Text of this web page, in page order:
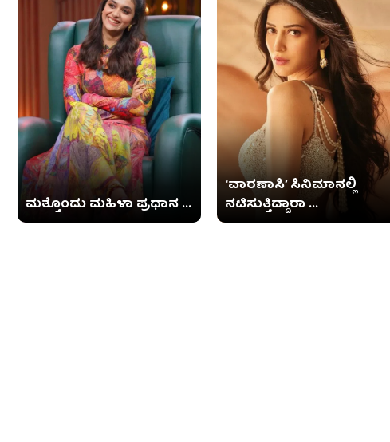
ಮತ್ತೊಂದು ಮಹಿಳಾ ಪ್ರಧಾನ ...
‘ವಾರಣಾಸಿ’ ಸಿನಿಮಾನಲ್ಲಿ
ನಟಿಸುತ್ತಿದ್ದಾರಾ ...